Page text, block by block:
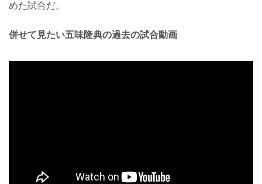
めた試合だ。
併せて見たい五味隆典の過去の試合動画